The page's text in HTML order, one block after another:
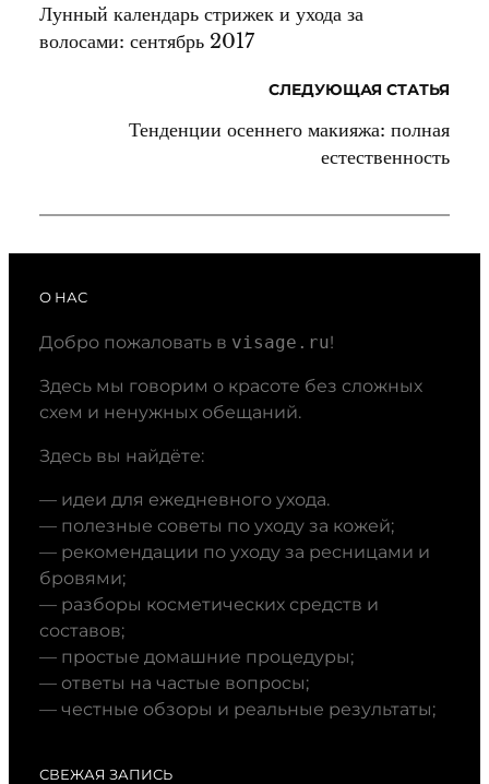
Лунный календарь стрижек и ухода за
волосами: сентябрь 2017
СЛЕДУЮЩАЯ СТАТЬЯ
Тенденции осеннего макияжа: полная
естественность
О НАС
Добро пожаловать в visage.ru!
Здесь мы говорим о красоте без сложных
схем и ненужных обещаний.
Здесь вы найдёте:
— идеи для ежедневного ухода.
— полезные советы по уходу за кожей;
— рекомендации по уходу за ресницами и
бровями;
— разборы косметических средств и
составов;
— простые домашние процедуры;
— ответы на частые вопросы;
— честные обзоры и реальные результаты;
СВЕЖАЯ ЗАПИСЬ